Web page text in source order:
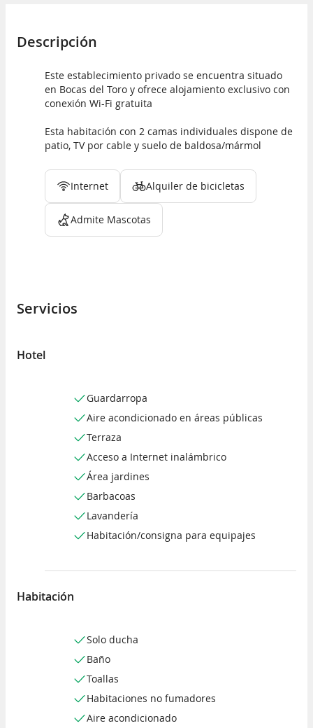
Descripción
Este establecimiento privado se encuentra situado
en Bocas del Toro y ofrece alojamiento exclusivo con
conexión Wi-Fi gratuita
Esta habitación con 2 camas individuales dispone de
patio, TV por cable y suelo de baldosa/mármol
Internet Alquiler de bicicletas
Admite Mascotas
Servicios
Hotel
Guardarropa
Aire acondicionado en áreas públicas
Terraza
Acceso a Internet inalámbrico
Área jardines
Barbacoas
Lavandería
Habitación/consigna para equipajes
Habitación
Solo ducha
Baño
Toallas
Habitaciones no fumadores
Aire acondicionado